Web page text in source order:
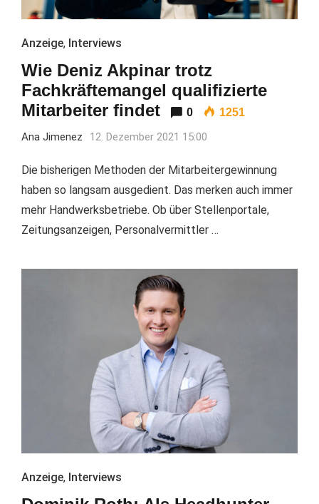
Anzeige, Interviews
Wie Deniz Akpinar trotz
Fachkräftemangel qualifizierte
Mitarbeiter findet
0 1251
Ana Jimenez 12. Dezember 2021 15:00
Die bisherigen Methoden der Mitarbeitergewinnung
haben so langsam ausgedient. Das merken auch immer
mehr Handwerksbetriebe. Ob über Stellenportale,
Zeitungsanzeigen, Personalvermittler …
Anzeige, Interviews